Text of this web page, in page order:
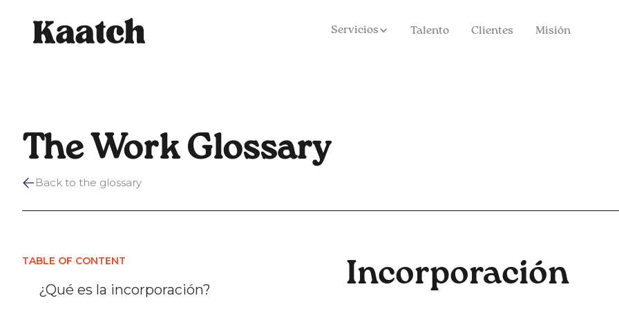
Servicios Talento Clientes Misión
The Work Glossary
Back to the glossary
TABLE OF CONTENT
¿Qué es la incorporación?
Incorporación